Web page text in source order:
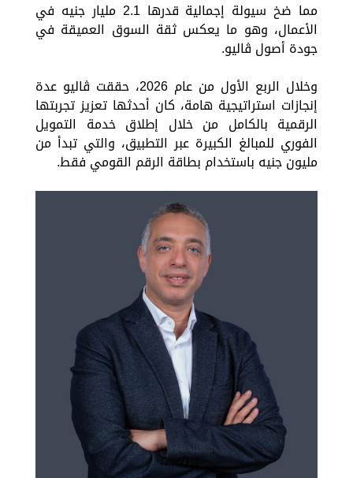
مما ضخ سيولة إجمالية قدرها 2.1 مليار جنيه في
الأعمال، وهو ما يعكس ثقة السوق العميقة في
جودة أصول ڤاليو.
وخلال الربع الأول من عام 2026، حققت ڤاليو عدة
إنجازات استراتيجية هامة، كان أحدثها تعزيز تجربتها
الرقمية بالكامل من خلال إطلاق خدمة التمويل
الفوري للمبالغ الكبيرة عبر التطبيق، والتي تبدأ من
مليون جنيه باستخدام بطاقة الرقم القومي فقط.